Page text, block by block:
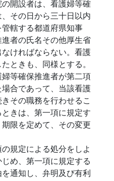
開設者は、看護婦等確
その日から三十日以内
轄する都道府県知事
者の氏名その他厚生省
ければならない。看護
ときも、同様とする。
等確保推進者が第二項
合であって、当該看護
その職務を行わせるこ
きは、第一項に規定す
限を定めて、その変更
規定による処分をしよ
め、第一項に規定する
通知し、弁明及び有利